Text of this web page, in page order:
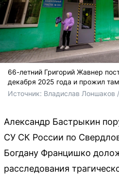
66-летний Григорий Жавнер
декабря 2025 года и прожил
Источник: Владислав Лоншаков /
Александр Бастрыкин
СУ СК России по
Богдану Францишко
расследования